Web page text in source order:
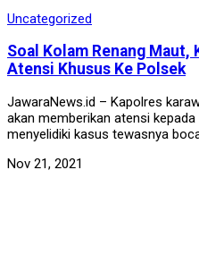
Uncategorized
Soal Kolam Renang Maut,
Atensi Khusus Ke Polsek
JawaraNews.id – Kapolres
akan memberikan atensi
menyelidiki kasus tewasnya
Nov 21, 2021